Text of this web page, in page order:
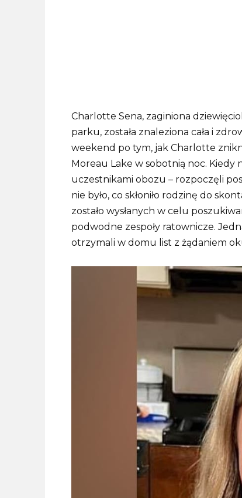
Charlotte Sena, zaginiona
parku, została znaleziona cała i
weekend po tym, jak Charlotte
Moreau Lake w sobotnią noc. Kiedy
uczestnikami obozu – rozpoczęli
nie było, co skłoniło rodzinę do
zostało wysłanych w celu
podwodne zespoły ratownicze.
otrzymali w domu list z żądaniem